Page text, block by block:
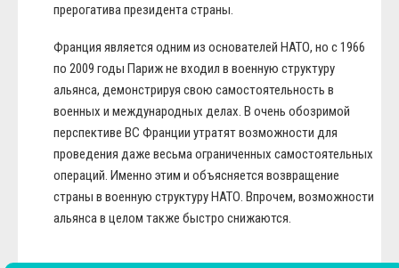
прерогатива президента страны.
Франция является одним из основателей НАТО, но с 1966
по 2009 годы Париж не входил в военную структуру
альянса, демонстрируя свою самостоятельность в
военных и международных делах. В очень обозримой
перспективе ВС Франции утратят возможности для
проведения даже весьма ограниченных самостоятельных
операций. Именно этим и объясняется возвращение
страны в военную структуру НАТО. Впрочем, возможности
альянса в целом также быстро снижаются.